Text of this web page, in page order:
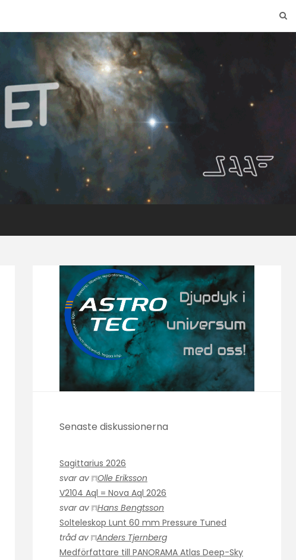
Senaste diskussionerna
Sagittarius 2026
svar av
Olle Eriksson
V2104 Aql = Nova Aql 2026
svar av
Hans Bengtsson
Solteleskop Lunt 60 mm Pressure Tuned
tråd av
Anders Tjernberg
Medförfattare till PANORAMA Atlas Deep-Sky